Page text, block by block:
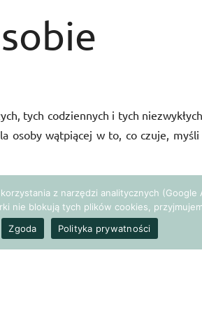
tych codziennych i tych
osoby wątpiącej w to, co czuje, myśli
sobie rozwinąć. Wierz mi, już
do siebie. Wiem to dobrze z
z narzędzi analitycznych
nie blokują tych plików cookies,
Zgoda
Polityka prywatności